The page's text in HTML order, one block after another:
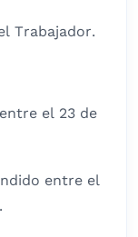
Trabajador.
el 23 de
entre el